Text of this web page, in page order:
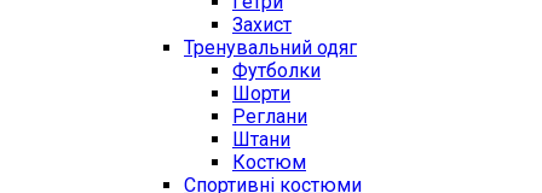
Захист
Тренувальний одяг
Футболки
Шорти
Реглани
Штани
Костюм
Спортивні костюми